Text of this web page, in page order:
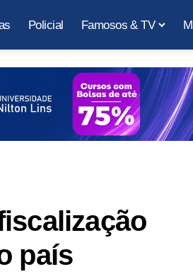
Policial Famosos & TV
país